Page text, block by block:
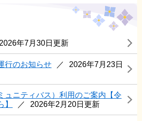
2026年7月30日更新
行のお知らせ
2026年7月23日
ュニティバス）利用のご案内【令
2026年2月20日更新